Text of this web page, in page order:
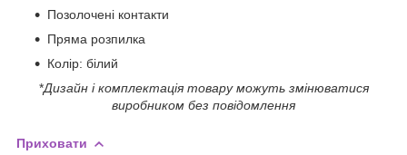
Позолочені контакти
Пряма розпилка
Колір: білий
*Дизайн і комплектація товару можуть змінюватися
виробником без повідомлення
Приховати